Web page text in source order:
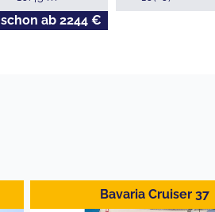
schon ab 2244 €
Bavaria Cruiser 37